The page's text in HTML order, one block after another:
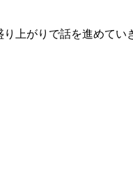
上がりで話を進めてい